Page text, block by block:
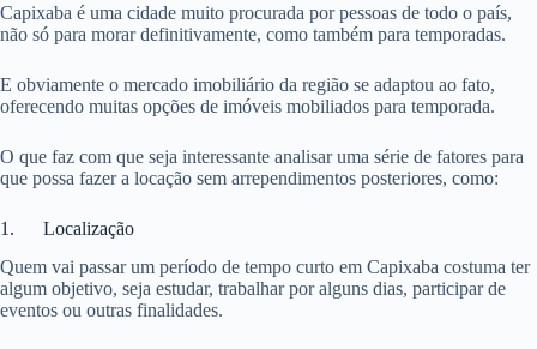
Capixaba é uma cidade muito procurada por pessoas de todo o país,
não só para morar definitivamente, como também para temporadas.
E obviamente o mercado imobiliário da região se adaptou ao fato,
oferecendo muitas opções de imóveis mobiliados para temporada.
O que faz com que seja interessante analisar uma série de fatores para
que possa fazer a locação sem arrependimentos posteriores, como:
1. Localização
Quem vai passar um período de tempo curto em Capixaba costuma ter
algum objetivo, seja estudar, trabalhar por alguns dias, participar de
eventos ou outras finalidades.